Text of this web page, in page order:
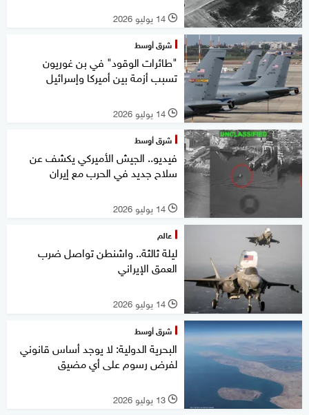
l 14 يوليو 2026
شرق أوسط
"طائرات الوقود" في بن غوريون
تسبب أزمة بين أميركا وإسرائيل
l 14 يوليو 2026
شرق أوسط
فيديو.. الجيش الأميركي يكشف عن
سلاح جديد في الحرب مع إيران
l 14 يوليو 2026
عالم
ليلة ثالثة.. واشنطن تواصل ضرب
العمق الإيراني
l 14 يوليو 2026
شرق أوسط
البحرية الدولية: لا يوجد أساس قانوني
لفرض رسوم على أي مضيق
l 13 يوليو 2026